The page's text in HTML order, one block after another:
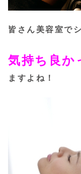
皆さん美容室で
気持ち良か
ますよね！